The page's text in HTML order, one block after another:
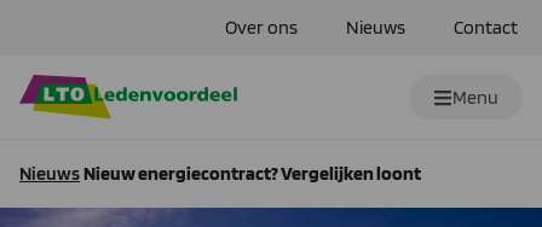
Over ons Nieuws Contact
Menu
NieuwsNieuw energiecontract? Vergelijken loont